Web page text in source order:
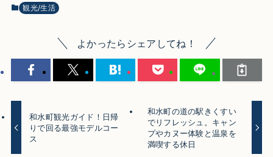
観光/生活
よかったらシェアしてね！
和水町観光ガイド！日帰
りで回る最強モデルコー
ス
和水町の道の駅きくすい
でリフレッシュ。キャン
プやカヌー体験と温泉を
満喫する休日